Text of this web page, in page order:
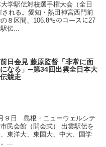
学駅伝対校選手権大会（全日
れる。愛知・熱田神宮西門前
８区間、106.8㌔のコースに27
伝...
日会見 藤原監督「非常に面
なる」─第34回出雲全日本大
競走
９日 島根・ニューウェルシテ
民会館（開会式） 出雲駅伝を
東洋大、東国大、中大、国学
...